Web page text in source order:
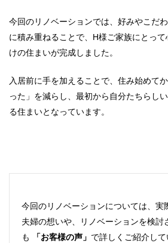
今回のリノベーションでは、好みやこだ
に積み重ねることで、H様ご家族にとっ
けの住まいが完成しました。
入居前に手を加えることで、住み始めて
った」を減らし、最初から自分たちらし
る住まいとなっています。
今回のリノベーションについては、実
夫婦の想いや、リノベーションを検討
も
「お客様の声」 で詳しくご紹介し